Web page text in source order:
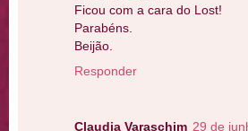
Ficou com a cara do Lost!
Parabéns.
Beijão.
Responder
Claudia Varaschim 29 de